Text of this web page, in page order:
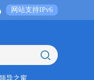
网站支持IPv6
导之窗